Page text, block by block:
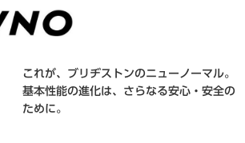
これが、ブリヂストンのニューノーマル。
基本性能の進化は、さらなる安心・安全の
ために。